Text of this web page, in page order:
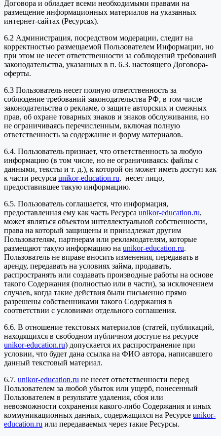
Договора и обладает всеми необходимыми правами на
размещение информационных материалов на указанных
интернет-сайтах (Ресурсах).
6.2 Администрация, посредством модерации, следит на
корректностью размещаемой Пользователем Информации, но
при этом не несет ответственности за соблюдений требований
законодательства, указанных в п. 6.3. настоящего Договора-
оферты.
6.3 Пользователь несет полную ответственность за
соблюдение требований законодательства РФ, в том числе
законодательства о рекламе, о защите авторских и смежных
прав, об охране товарных знаков и знаков обслуживания, но
не ограничиваясь перечисленным, включая полную
ответственность за содержание и форму материалов.
6.4. Пользователь признает, что ответственность за любую
информацию (в том числе, но не ограничиваясь: файлы с
данными, тексты и т. д.), к которой он может иметь доступ как
к части ресурса unikor-education.ru, несет лицо,
предоставившее такую информацию.
6.5. Пользователь соглашается, что информация,
предоставленная ему как часть Ресурса unikor-education.ru,
может являться объектом интеллектуальной собственности,
права на который защищены и принадлежат другим
Пользователям, партнерам или рекламодателям, которые
размещают такую информацию на unikor-education.ru.
Пользователь не вправе вносить изменения, передавать в
аренду, передавать на условиях займа, продавать,
распространять или создавать производные работы на основе
такого Содержания (полностью или в части), за исключением
случаев, когда такие действия были письменно прямо
разрешены собственниками такого Содержания в
соответствии с условиями отдельного соглашения.
6.6. В отношение текстовых материалов (статей, публикаций,
находящихся в свободном публичном доступе на ресурсе
unikor-education.ru) допускается их распространение при
условии, что будет дана ссылка на ФИО автора, написавшего
данный текстовый материал.
6.7. unikor-education.ru не несет ответственности перед
Пользователем за любой убыток или ущерб, понесенный
Пользователем в результате удаления, сбоя или
невозможности сохранения какого-либо Содержания и иных
коммуникационных данных, содержащихся на Ресурсе unikor-
education.ru или передаваемых через такие Ресурсы.